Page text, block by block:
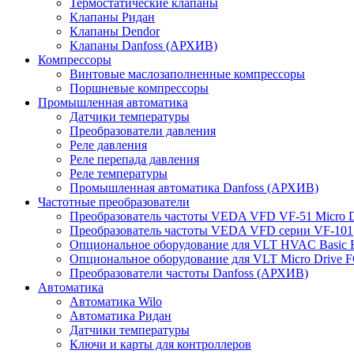
Термостатические клапаны
Клапаны Ридан
Клапаны Dendor
Клапаны Danfoss (АРХИВ)
Компрессоры
Винтовые маслозаполненные компрессоры
Поршневые компрессоры
Промышленная автоматика
Датчики температуры
Преобразователи давления
Реле давления
Реле перепада давления
Реле температуры
Промышленная автоматика Danfoss (АРХИВ)
Частотные преобразователи
Преобразователь частоты VEDA VFD VF-51 Micro
Преобразователь частоты VEDA VFD серии VF-101
Опциональное оборудование для VLT HVAC Basic
Опциональное оборудование для VLT Micro Drive
Преобразователи частоты Danfoss (АРХИВ)
Автоматика
Автоматика Wilo
Автоматика Ридан
Датчики температуры
Ключи и карты для контроллеров